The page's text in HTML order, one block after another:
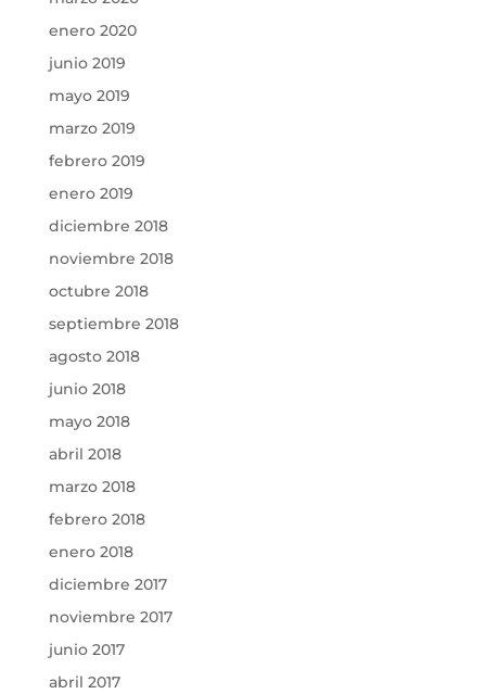
enero 2020
junio 2019
mayo 2019
marzo 2019
febrero 2019
enero 2019
diciembre 2018
noviembre 2018
octubre 2018
septiembre 2018
agosto 2018
junio 2018
mayo 2018
abril 2018
marzo 2018
febrero 2018
enero 2018
diciembre 2017
noviembre 2017
junio 2017
abril 2017